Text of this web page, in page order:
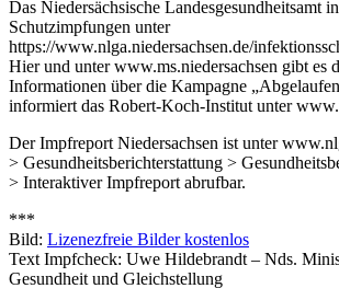
Das Niedersächsische Landesgesundheitsamt
Schutzimpfungen unter
https://www.nlga.niedersachsen.de/
Hier und unter www.ms.niedersachsen gibt es
Informationen über die Kampagne
informiert das Robert-Koch-Institut unter
Der Impfreport Niedersachsen ist unter
> Gesundheitsberichterstattung >
> Interaktiver Impfreport abrufbar.
***
Bild: Lizenezfreie Bilder kostenlos
Text Impfcheck: Uwe Hildebrandt – Nds.
Gesundheit und Gleichstellung